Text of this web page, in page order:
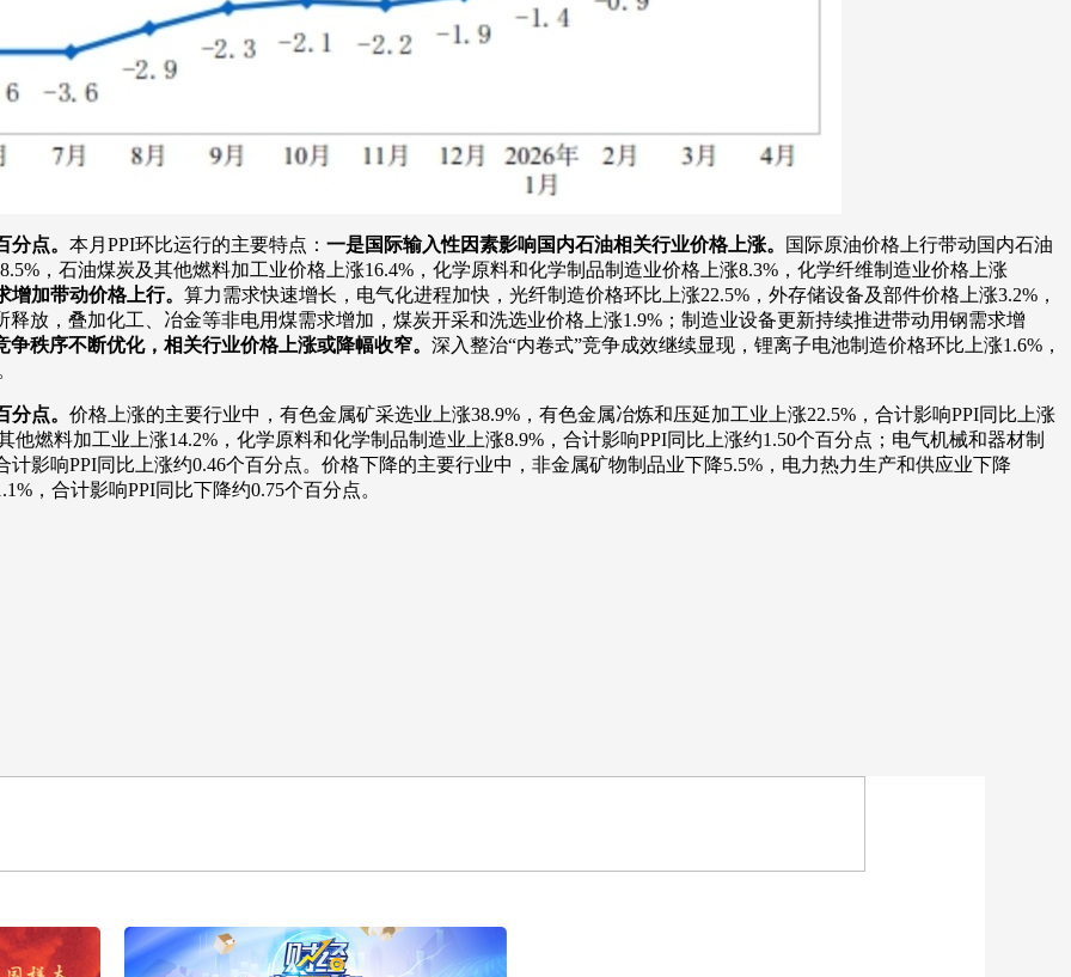
点。 本月PPI环比运行的主要特点： 一是国际输入性因素影响国内石油相关行业价格上涨。
国际原油价格上行带动国内石油
，石油煤炭及其他燃料加工业价格上涨16.4%，化学原料和化学制品制造业价格上涨8.3%，化学纤维制造业价格上涨
加带动价格上行。 算力需求快速增长，电气化进程加快，光纤制造价格环比上涨22.5%，外存储设备及部件价格上涨3.2%，
放，叠加化工、冶金等非电用煤需求增加，煤炭开采和洗选业价格上涨1.9%；制造业设备更新持续推进带动用钢需求增
争秩序不断优化，相关行业价格上涨或降幅收窄。 深入整治“内卷式”竞争成效继续显现，锂离子电池制造价格环比上涨1.6%，
点。 价格上涨的主要行业中，有色金属矿采选业上涨38.9%，有色金属冶炼和压延加工业上涨22.5%，合计影响PPI同比上涨
燃料加工业上涨14.2%，化学原料和化学制品制造业上涨8.9%，合计影响PPI同比上涨约1.50个百分点；电气机械和器材制
影响PPI同比上涨约0.46个百分点。价格下降的主要行业中，非金属矿物制品业下降5.5%，电力热力生产和供应业下降
，合计影响PPI同比下降约0.75个百分点。